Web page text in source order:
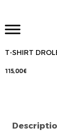
T-SHIRT
115,00€